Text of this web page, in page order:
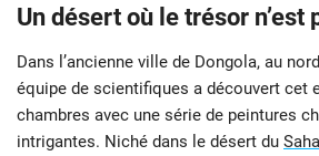
Un désert où le trésor n’est
Dans l’ancienne ville de Dongola, au
équipe de scientifiques a découvert cet
chambres avec une série de peintures
intrigantes. Niché dans le désert du